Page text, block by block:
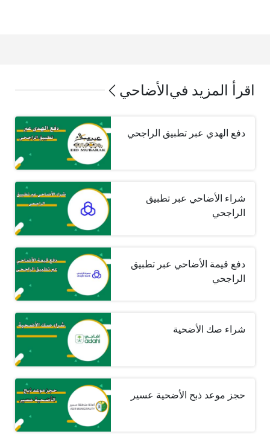
اقرأ المزيد في الأضاحي
دفع الهدي عبر تطبيق الراجحي
شراء الأضاحي عبر تطبيق
الراجحي
دفع قيمة الأضاحي عبر تطبيق
الراجحي
شراء صك الأضحية
حجز موعد ذبح الأضحية عسير